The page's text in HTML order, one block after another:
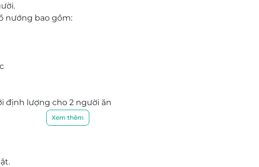
nướng bao gồm:
định lượng cho 2 người ăn
chọn kĩ lưỡng, tẩm ướp công phu mang đến hương vị đầm đà,
sự hài lòng nhất cho mọi khách hàng.
Xem thêm